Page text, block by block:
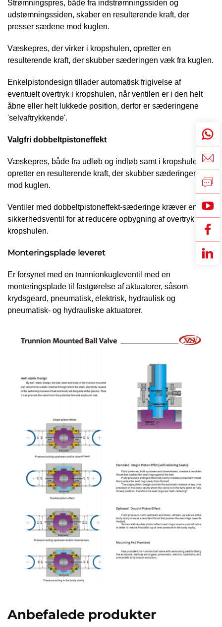
Strømningspres, både fra indstrømningssiden og
udstømningssiden, skaber en resulterende kraft, der
presser sædene mod kuglen.
Væskepres, der virker i kropshulen, opretter en
resulterende kraft, der skubber sæderingen væk fra kuglen.
Enkelpistondesign tillader automatisk frigivelse af
eventuelt overtryk i kropshulen, når ventilen er i den helt
åbne eller helt lukkede position, derfor er sæderingene
'selvaftrykkende'.
Valgfri dobbeltpistoneffekt
Væskepres, både fra udløb og indløb samt i kropshulen,
opretter en resulterende kraft, der skubber sæderingen
mod kuglen.
Ventiler med dobbeltpistoneffekt-sæderinge kræver en
sikkerhedsventil for at reducere opbygning af overtryk i
kropshulen.
Monteringsplade leveret
Er forsynet med en trunnionkugleventil med en
monteringsplade til fastgørelse af aktuatorer, såsom
krydsgeard, pneumatisk, elektrisk, hydraulisk og
pneumatisk- og hydrauliske aktuatorer.
Anbefalede produkter